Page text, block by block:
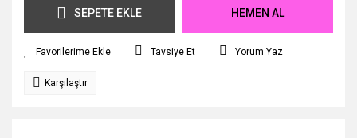
SEPETE EKLE HEMEN AL
Tavsiye Et Yorum Yaz
Karşılaştır